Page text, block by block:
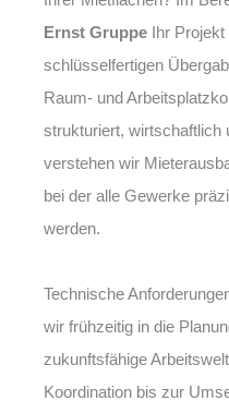
Ernst Gruppe Ihr
schlüsselfertigen
Raum- und
strukturiert, wirtschaftlich
verstehen wir
bei der alle Gewerke
werden.
Technische
wir frühzeitig in die
zukunftsfähige
Koordination bis zur